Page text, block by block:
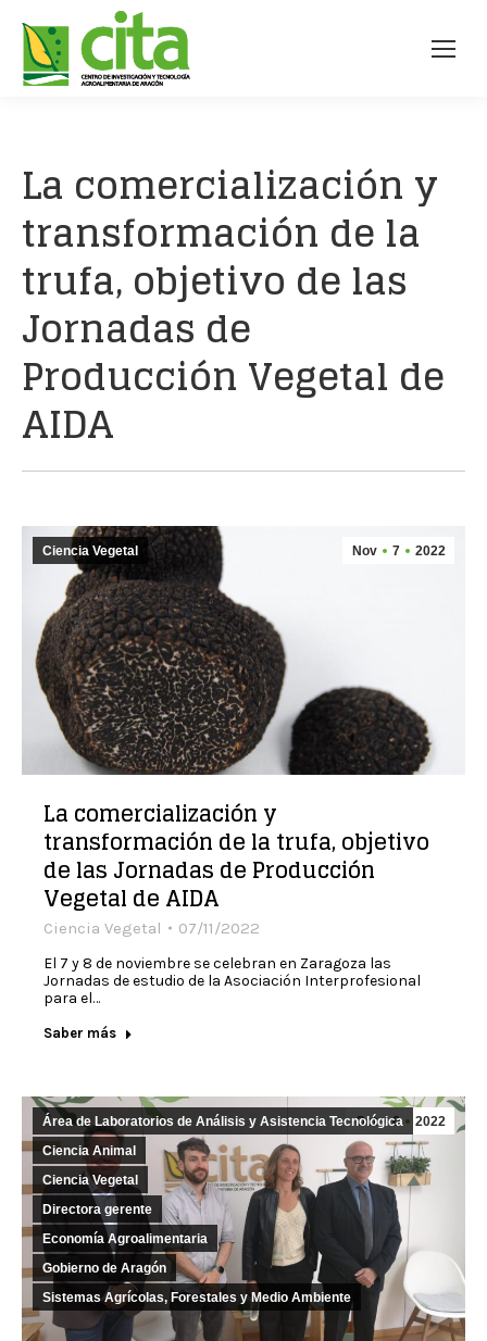
La comercialización y
transformación de la
trufa, objetivo de las
Jornadas de
Producción Vegetal de
AIDA
Nov 7 2022
Ciencia Vegetal
La comercialización y
transformación de la trufa, objetivo
de las Jornadas de Producción
Vegetal de AIDA
Ciencia Vegetal 07/11/2022
El 7 y 8 de noviembre se celebran en Zaragoza las
Jornadas de estudio de la Asociación Interprofesional
para el…
Saber más
Oct 6 2022
Área de Laboratorios de Análisis y Asistencia Tecnológica
Ciencia Animal
Ciencia Vegetal
Directora gerente
Economía Agroalimentaria
Gobierno de Aragón
Sistemas Agrícolas, Forestales y Medio Ambiente